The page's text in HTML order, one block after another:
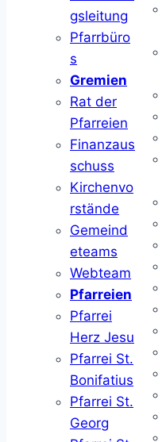
gsleitung
Pfarrbüro
s
Gremien
Rat der
Pfarreien
Finanzaus
schuss
Kirchenvo
rstände
Gemeind
eteams
Webteam
Pfarreien
Pfarrei
Herz Jesu
Pfarrei St.
Bonifatius
Pfarrei St.
Georg